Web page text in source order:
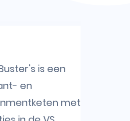
een
met